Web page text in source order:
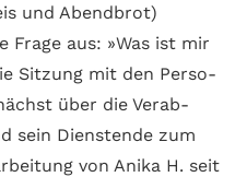
und Abend­brot)
aus: »Was ist mir
Sitzung mit den Perso­
über die Verab­
sein Diens­tende zum
von Anika H. seit